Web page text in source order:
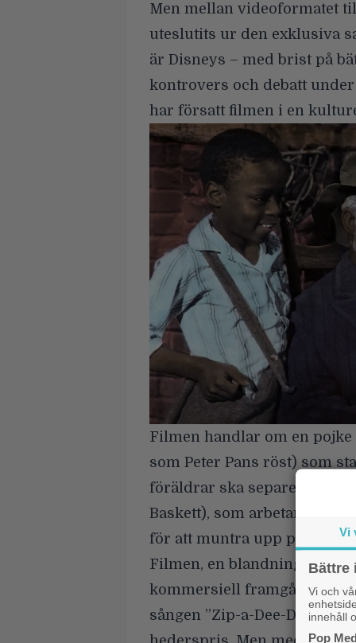
Men mellan videoformatet
uteslutits ur den exklusiva
är Disneys – med brist på
kontrovers och debatt
har försatt filmen i en
Filmen handlar om en
som Peter Pans röst) som
föräldrar ska separera. Han
Baskett), som arbetar på
för att muntra upp pojken.
Filmen, en blandning av
kommersiell framgång när
sången ”Zip-a-Dee-Doo-
Vi
Bättre
Vi och
innehåll
Pop